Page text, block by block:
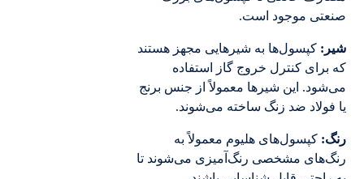
صنعتی موجود است.
شیر: کپسول‌ها به شیرهایی مجهز هستند
که برای کنترل خروج گاز استفاده
می‌شود. این شیرها معمولاً از جنس برنج
یا فولاد ضد زنگ ساخته می‌شوند.
رنگ: کپسول‌های هلیوم معمولاً به
رنگ‌های مشخصی رنگ‌آمیزی می‌شوند تا